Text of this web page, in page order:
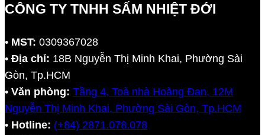
CÔNG TY TNHH SẤM NHIỆT ĐỚI
• MST: 0309367028
• Địa chỉ: 18B Nguyễn Thị Minh Khai, Phường Sài
Gòn, Tp.HCM
• Văn phòng: Tầng 4, Toà nhà Hoàng Đan, 12M
Nguyễn Thị Minh Khai, Phường Sài Gòn, Tp.HCM
• Hotline: (+84) 2871.078.078